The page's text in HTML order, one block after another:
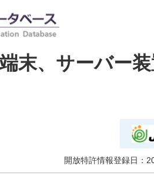
末、サーバー
開放特許情報登録日：